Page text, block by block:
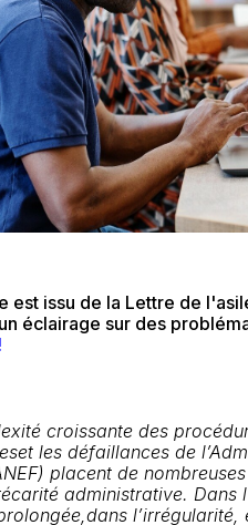
est issu de la Lettre de
éclairage sur des
croissante des
et les défaillances del’
placentdenombreuses
administrative. Dans
dans l’irrégularité,